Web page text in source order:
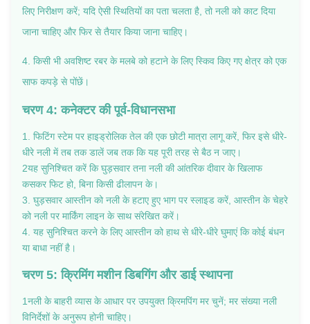
लिए निरीक्षण करें; यदि ऐसी स्थितियों का पता चलता है, तो नली को काट दिया
जाना चाहिए और फिर से तैयार किया जाना चाहिए।
4. किसी भी अवशिष्ट रबर के मलबे को हटाने के लिए स्किव किए गए क्षेत्र को एक
साफ कपड़े से पोंछें।
चरण 4: कनेक्टर की पूर्व-विधानसभा
1. फिटिंग स्टेम पर हाइड्रोलिक तेल की एक छोटी मात्रा लागू करें, फिर इसे धीरे-
धीरे नली में तब तक डालें जब तक कि यह पूरी तरह से बैठ न जाए।
2यह सुनिश्चित करें कि घुड़सवार तना नली की आंतरिक दीवार के खिलाफ
कसकर फिट हो, बिना किसी ढीलापन के।
3. घुड़सवार आस्तीन को नली के हटाए हुए भाग पर स्लाइड करें, आस्तीन के चेहरे
को नली पर मार्किंग लाइन के साथ संरेखित करें।
4. यह सुनिश्चित करने के लिए आस्तीन को हाथ से धीरे-धीरे घुमाएं कि कोई बंधन
या बाधा नहीं है।
चरण 5: क्रिमिंग मशीन डिबगिंग और डाई स्थापना
1नली के बाहरी व्यास के आधार पर उपयुक्त क्रिमपिंग मर चुनें; मर संख्या नली
विनिर्देशों के अनुरूप होनी चाहिए।